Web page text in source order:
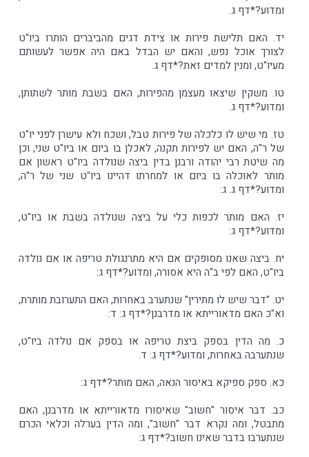
ומדוע?*דף ג.
יד. האם תלישת פירות או צידת דגים מהביברים הותרו ביו"ט
לצורך אוכל נפש, והאם יש הבדל באם היה אפשר לעשותם
מעיו"ט, ומנין למדים זאת?*דף ג.
טו. משקין שיצאו מעצמן מהפירות, האם בשבת מותר לשתותן,
ומדוע?*דף ג.
טז. מי שיש לו כלכלה של פירות טבל, ושכח ולא עישרן לפני יו"ט
של ר"ה, האם יש לפירות תקנה, לאכלן בו ביום או ביו"ט שני, וכן
מה שיטת רבי יהודה ורבנן בדין ביצה שנולדה ביו"ט ראשון אם
מותר לאוכלה בו ביום או למחרתו דהיינו ביו"ט שני של ר"ה,
ומדוע?*דף ג. ג:
יז. האם מותר לכפות כלי על ביצה שנולדה בשבת או ביו"ט,
ומדוע?*דף ג:
יח. ביצה שאנו מסופקים אם היא מתרנגולת טריפה או אם נולדה
ביו"ט, האם לפי ב"ה היא אסורה, ומדוע?*דף ג:
יט. "דבר שיש לו מתירין" שנתערב באחרות, האם התערובת מותרת,
וא"כ האם מדאורייתא או מדרבנן?*דף ג: ד:
כ. מה הדין בספק ביצת טריפה או בספק אם נולדה ביו"ט,
שנתערבה באחרות, ומדוע?*דף ג: ד.
כא. ספק ספיקא באיסור הנאה, האם מותר?*דף ג:
כב. דבר איסור "חשוב" שאיסורו מדאורייתא או מדרבנן, האם
מתבטל, ומה נקרא דבר "חשוב", ומה הדין בערלה וכלאי הכרם
שנתערבו בדבר שאינו חשוב?*דף ג: